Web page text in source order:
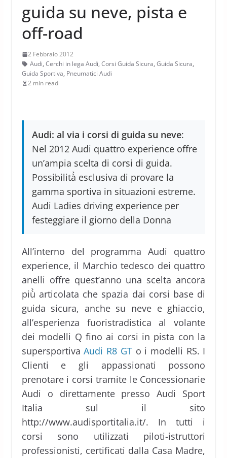
guida su neve, pista e
off-road
2 Febbraio 2012
Audi, Cerchi in lega Audi, Corsi Guida Sicura, Guida Sicura,
Guida Sportiva, Pneumatici Audi
2 min read
Audi: al via i corsi di guida su neve:
Nel 2012 Audi quattro experience offre
un’ampia scelta di corsi di guida.
Possibilità̀ esclusiva di provare la
gamma sportiva in situazioni estreme.
Audi Ladies driving experience per
festeggiare il giorno della Donna
All’interno del programma Audi quattro
experience, il Marchio tedesco dei quattro
anelli offre quest’anno una scelta ancora
più̀ articolata che spazia dai corsi base di
guida sicura, anche su neve e ghiaccio,
all’esperienza fuoristradistica al volante
dei modelli Q fino ai corsi in pista con la
supersportivaAudi R8 GTo i modelli RS. I
Clienti e gli appassionati possono
prenotare i corsi tramite le Concessionarie
Audi o direttamente presso Audi Sport
Italia sul il sito
http://www.audisportitalia.it/. In tutti i
corsi sono utilizzati piloti-istruttori
professionisti, certificati dalla Casa Madre,